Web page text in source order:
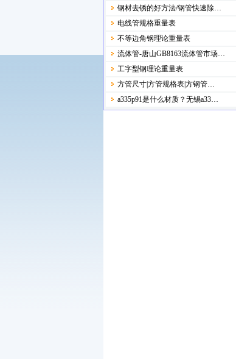
钢材去锈的好方法/钢管快速除…
电线管规格重量表
不等边角钢理论重量表
流体管-唐山GB8163流体管市场…
工字型钢理论重量表
方管尺寸|方管规格表|方钢管…
a335p91是什么材质？无锡a33…